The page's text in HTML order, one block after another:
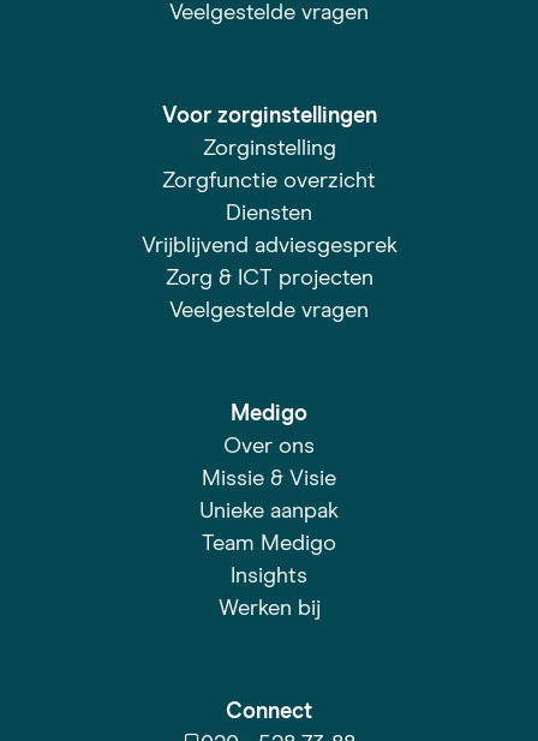
Veelgestelde vragen
Voor zorginstellingen
Zorginstelling
Zorgfunctie overzicht
Diensten
Vrijblijvend adviesgesprek
Zorg & ICT projecten
Veelgestelde vragen
Medigo
Over ons
Missie & Visie
Unieke aanpak
Team Medigo
Insights
Werken bij
Connect